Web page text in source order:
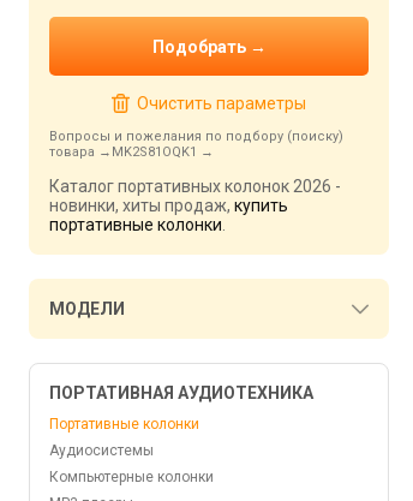
Очистить параметры
Вопросы и пожелания по подбору (поиску)
товара
MK2S81OQK1
Каталог портативных колонок 2026 -
новинки, хиты продаж, купить
портативные колонки
МОДЕЛИ
ПОРТАТИВНАЯ АУДИОТЕХНИКА
Портативные колонки
Аудиосистемы
Компьютерные колонки